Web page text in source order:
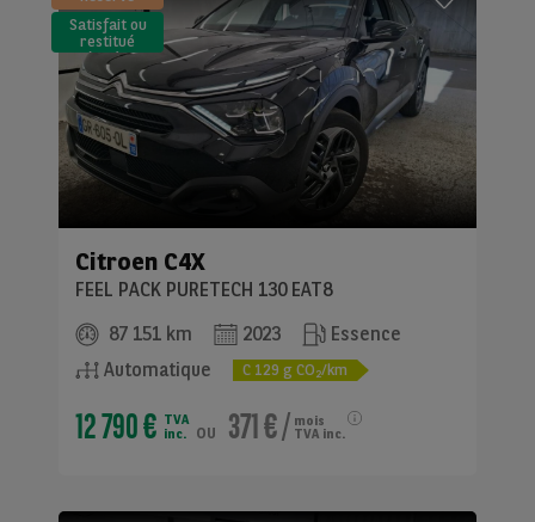
Satisfait ou
restitué
(LLD)*
Citroen C4X
FEEL PACK PURETECH 130 EAT8
87 151 km
2023
Essence
Automatique
C 129 g CO2/km
12 790 € TVA
inc.
ou 371 €/ mois
TVA inc.